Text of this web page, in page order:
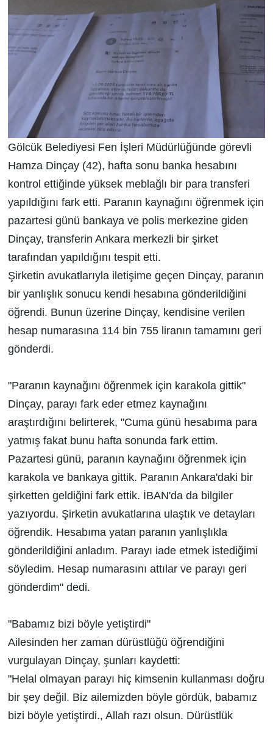
Gölcük Belediyesi Fen İşleri Müdürlüğünde görevli
Hamza Dinçay (42), hafta sonu banka hesabını
kontrol ettiğinde yüksek meblağlı bir para transferi
yapıldığını fark etti. Paranın kaynağını öğrenmek için
pazartesi günü bankaya ve polis merkezine giden
Dinçay, transferin Ankara merkezli bir şirket
tarafından yapıldığını tespit etti.
Şirketin avukatlarıyla iletişime geçen Dinçay, paranın
bir yanlışlık sonucu kendi hesabına gönderildiğini
öğrendi. Bunun üzerine Dinçay, kendisine verilen
hesap numarasına 114 bin 755 liranın tamamını geri
gönderdi.
"Paranın kaynağını öğrenmek için karakola gittik"
Dinçay, parayı fark eder etmez kaynağını
araştırdığını belirterek, "Cuma günü hesabıma para
yatmış fakat bunu hafta sonunda fark ettim.
Pazartesi günü, paranın kaynağını öğrenmek için
karakola ve bankaya gittik. Paranın Ankara'daki bir
şirketten geldiğini fark ettik. İBAN'da da bilgiler
yazıyordu. Şirketin avukatlarına ulaştık ve detayları
öğrendik. Hesabıma yatan paranın yanlışlıkla
gönderildiğini anladım. Parayı iade etmek istediğimi
söyledim. Hesap numarasını attılar ve parayı geri
gönderdim" dedi.
"Babamız bizi böyle yetiştirdi"
Ailesinden her zaman dürüstlüğü öğrendiğini
vurgulayan Dinçay, şunları kaydetti:
"Helal olmayan parayı hiç kimsenin kullanması doğru
bir şey değil. Biz ailemizden böyle gördük, babamız
bizi böyle yetiştirdi., Allah razı olsun. Dürüstlük